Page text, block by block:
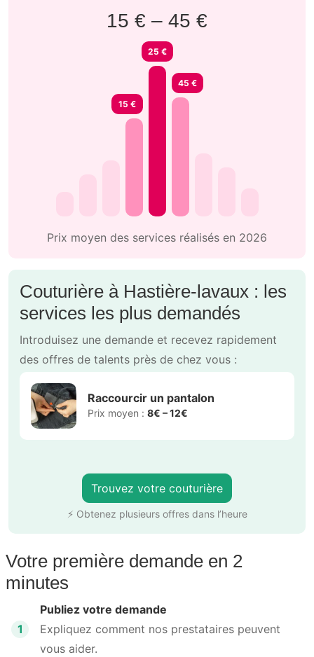
15 € – 45 €
15 €
25 €
45 €
Prix moyen des services réalisés en 2026
Couturière à Hastière-lavaux : les
services les plus demandés
Introduisez une demande et recevez rapidement
des offres de talents près de chez vous :
Raccourcir un pantalon
Prix moyen : 8€ – 12€
Trouvez votre couturière
⚡ Obtenez plusieurs offres dans l’heure
Votre première demande en 2
minutes
1
Publiez votre demande
Expliquez comment nos prestataires peuvent
vous aider.